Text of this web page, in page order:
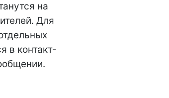
на
Для
в контакт-